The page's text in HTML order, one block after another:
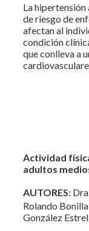
La
de riesgo de
afectan al
condición
que conlleva a
Actividad
adultos
AUTORES:
Rolando
González